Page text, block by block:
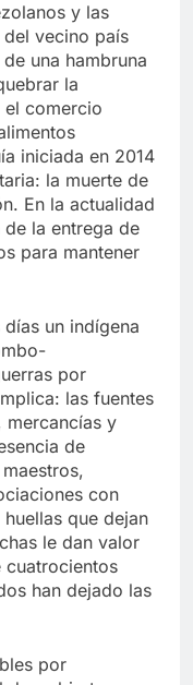
y las
vecino país
una hambruna
la
el comercio
iniciada en 2014
la muerte de
En la actualidad
la entrega de
para mantener
un indígena
por
las fuentes
mercancías y
de
con
que dejan
le dan valor
han dejado las
por